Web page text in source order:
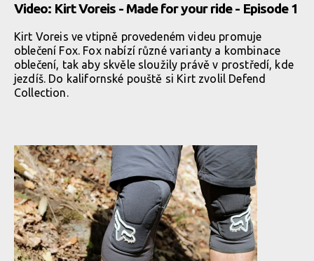
Video: Kirt Voreis - Made for your ride - Episode 1
Kirt Voreis ve vtipně provedeném videu promuje
oblečení Fox. Fox nabízí různé varianty a kombinace
oblečení, tak aby skvěle sloužily právě v prostředí, kde
jezdíš. Do kalifornské pouště si Kirt zvolil Defend
Collection.